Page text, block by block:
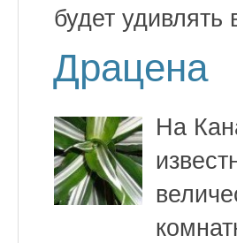
будет удивлять
Драцена
На